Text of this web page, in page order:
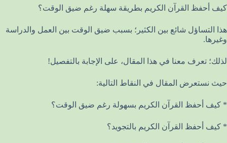
كيف أحفظ القرآن الكريم بطريقة سهلة رغم ضيق الوقت؟
هذا التساؤل شائع بين الكثير؛ بسبب ضيق الوقت بين العمل والدراسة
وغيرها.
لذلك؛ تعرف معنا في هذا المقال، على الإجابة بالتفصيل!
حيث نستعرض المقال في النقاط التالية:
* كيف أحفظ القرآن الكريم بسهولة رغم ضيق الوقت؟
* كيف أحفظ القرآن الكريم بالتجويد؟